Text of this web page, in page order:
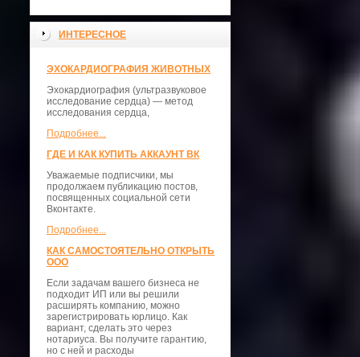
ИНТЕРЕСНОЕ
ЭХОКАРДИОГРАФИЯ ЖИВОТНЫХ
Эхокардиография (ультразвуковое
исследование сердца) — метод
исследования сердца,
Подробнее...
ГДЕ И КАК КУПИТЬ АККАУНТ ВК
Уважаемые подписчики, мы
продолжаем публикацию постов,
посвященных социальной сети
Вконтакте.
Подробнее...
КАК САМОСТОЯТЕЛЬНО ОТКРЫТЬ
ООО
Если задачам вашего бизнеса не
подходит ИП или вы решили
расширять компанию, можно
зарегистрировать юрлицо. Как
вариант, сделать это через
нотариуса. Вы получите гарантию,
но с ней и расходы